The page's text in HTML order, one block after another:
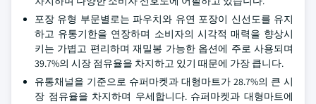
포장 유형 부문별로는 파우치와 유연 포장이 신선도를 유지
하고 유통기한을 연장하며 소비자의 시각적 매력을 향상시
키는 가볍고 편리하며 재밀봉 가능한 옵션에 주로 사용되며
39.7%의 시장 점유율을 차지하고 있기 때문에 가장 큽니다.
유통채널을 기준으로 슈퍼마켓과 대형마트가 28.7%의 큰 시
장 점유율을 차지하며 우세합니다. 슈퍼마켓과 대형마트에